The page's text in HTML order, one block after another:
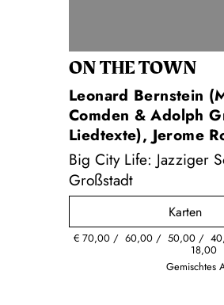
ON THE TOWN
Leonard Bernstein
Comden & Adolph
Liedtexte), Jerome
Big City Life: Jazziger
Großstadt
Karten
€ 70,00 60,00 50,00
18,00
Gemischtes